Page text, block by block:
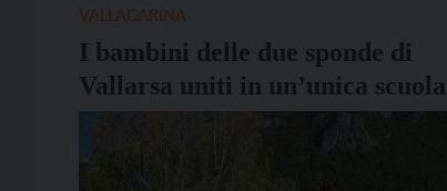
I bambini delle due sponde di
Vallarsa uniti in un’unica scuola
dell’infanzia inaugurata ieri